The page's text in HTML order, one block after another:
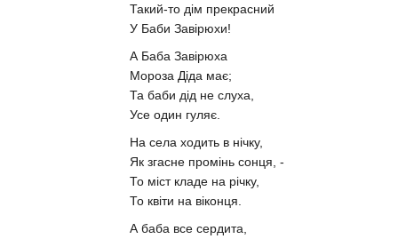
Такий-то дім прекрасний
У Баби Завірюхи!
А Баба Завірюха
Мороза Діда має;
Та баби дід не слуха,
Усе один гуляє.
На села ходить в нічку,
Як згасне промінь сонця, -
То міст кладе на річку,
То квіти на віконця.
А баба все сердита,